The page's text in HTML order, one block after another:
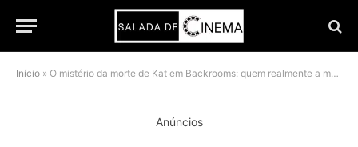
Início » O mistério da morte de Kat em Backrooms: quem realmente a matou
Anúncios